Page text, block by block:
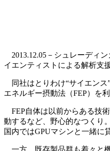
2013.12.05－シュレーディ
イエンティストによる解析支
同社はとりわけ“サイエンス
エネルギー摂動法（FEP）を
FEP自体は以前からある技
動するなど、野心的なつくり
国内ではGPUマシンと一緒に
一方、既存製品群も着々と